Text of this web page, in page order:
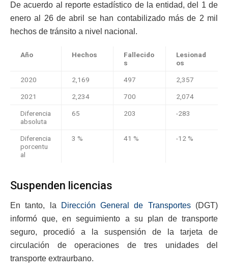
De acuerdo al reporte estadístico de la entidad, del 1 de
enero al 26 de abril se han contabilizado más de 2 mil
hechos de tránsito a nivel nacional.
Año Hechos
Fallecido
s
Lesionad
os
2020 2,169 497 2,357
2021 2,234 700 2,074
Diferencia
absoluta
65 203 -283
Diferencia
porcentu
al
3 % 41 % -12 %
Suspenden licencias
En tanto, la Dirección General de Transportes(DGT)
informó que, en seguimiento a su plan de transporte
seguro, procedió a la suspensión de la tarjeta de
circulación de operaciones de tres unidades del
transporte extraurbano.